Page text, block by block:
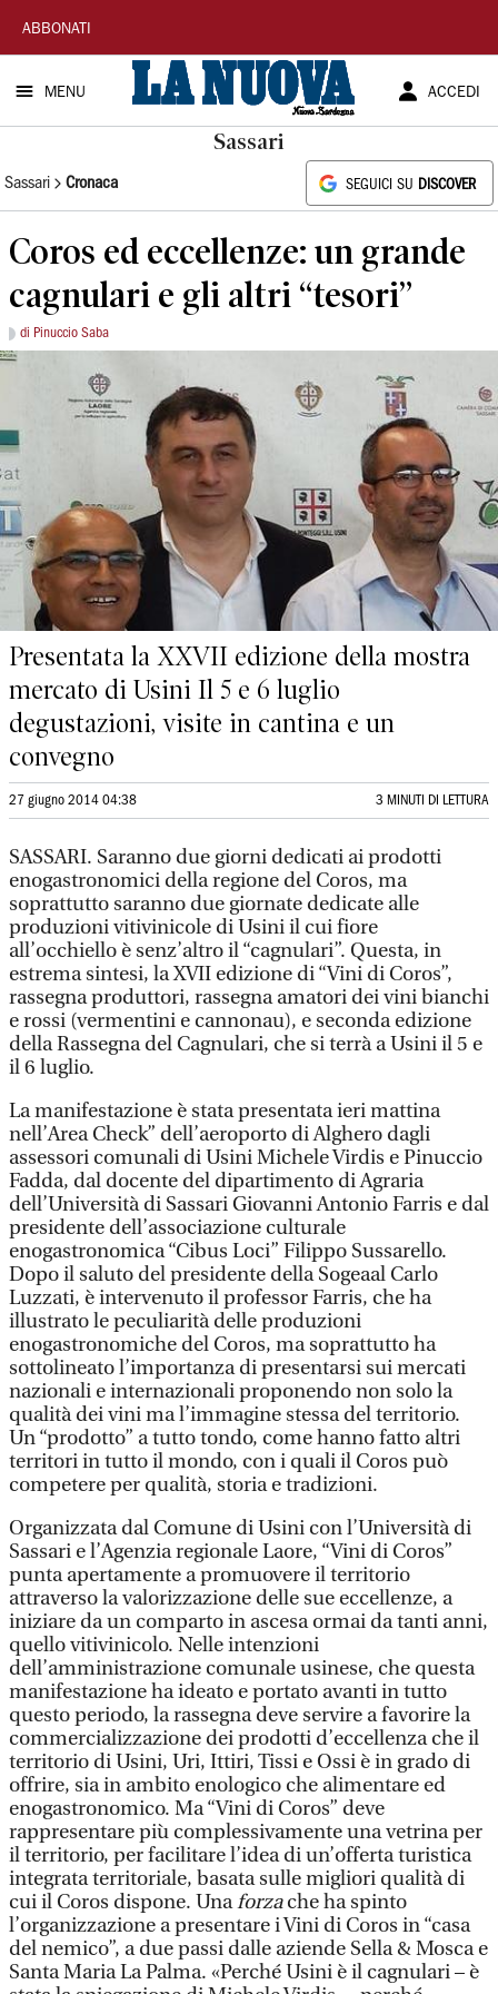
La
Nuova
Sardegna
ABBONATI
MENU ACCEDI
Sassari
Sassari Cronaca SEGUICI SU DISCOVER
Coros ed eccellenze: un grande
cagnulari e gli altri “tesori”
di Pinuccio Saba
Presentata la XXVII edizione della mostra
mercato di Usini Il 5 e 6 luglio
degustazioni, visite in cantina e un
convegno
27 giugno 2014 04:38 3 MINUTI DI LETTURA
SASSARI. Saranno due giorni dedicati ai prodotti
enogastronomici della regione del Coros, ma
soprattutto saranno due giornate dedicate alle
produzioni vitivinicole di Usini il cui fiore
all’occhiello è senz’altro il “cagnulari”. Questa, in
estrema sintesi, la XVII edizione di “Vini di Coros”,
rassegna produttori, rassegna amatori dei vini bianchi
e rossi (vermentini e cannonau), e seconda edizione
della Rassegna del Cagnulari, che si terrà a Usini il 5 e
il 6 luglio.
La manifestazione è stata presentata ieri mattina
nell’Area Check” dell’aeroporto di Alghero dagli
assessori comunali di Usini Michele Virdis e Pinuccio
Fadda, dal docente del dipartimento di Agraria
dell’Università di Sassari Giovanni Antonio Farris e dal
presidente dell’associazione culturale
enogastronomica “Cibus Loci” Filippo Sussarello.
Dopo il saluto del presidente della Sogeaal Carlo
Luzzati, è intervenuto il professor Farris, che ha
illustrato le peculiarità delle produzioni
enogastronomiche del Coros, ma soprattutto ha
sottolineato l’importanza di presentarsi sui mercati
nazionali e internazionali proponendo non solo la
qualità dei vini ma l’immagine stessa del territorio.
Un “prodotto” a tutto tondo, come hanno fatto altri
territori in tutto il mondo, con i quali il Coros può
competere per qualità, storia e tradizioni.
Organizzata dal Comune di Usini con l’Università di
Sassari e l’Agenzia regionale Laore, “Vini di Coros”
punta apertamente a promuovere il territorio
attraverso la valorizzazione delle sue eccellenze, a
iniziare da un comparto in ascesa ormai da tanti anni,
quello vitivinicolo. Nelle intenzioni
dell’amministrazione comunale usinese, che questa
manifestazione ha ideato e portato avanti in tutto
questo periodo, la rassegna deve servire a favorire la
commercializzazione dei prodotti d’eccellenza che il
territorio di Usini, Uri, Ittiri, Tissi e Ossi è in grado di
offrire, sia in ambito enologico che alimentare ed
enogastronomico. Ma “Vini di Coros” deve
rappresentare più complessivamente una vetrina per
il territorio, per facilitare l’idea di un’offerta turistica
integrata territoriale, basata sulle migliori qualità di
cui il Coros dispone. Unaforzache ha spinto
l’organizzazione a presentare i Vini di Coros in “casa
del nemico”, a due passi dalle aziende Sella & Mosca e
Santa Maria La Palma. «Perché Usini è il cagnulari – è